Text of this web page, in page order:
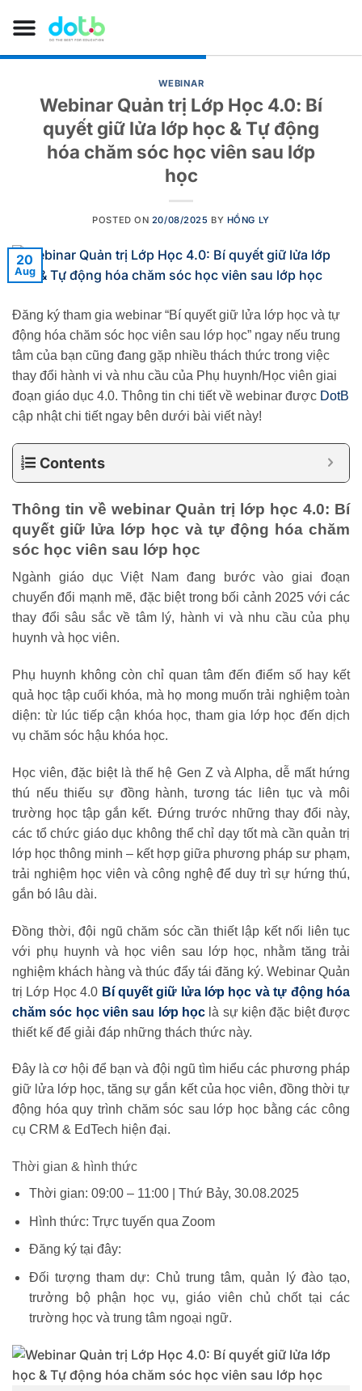
WEBINAR
Webinar Quản trị Lớp Học 4.0: Bí
quyết giữ lửa lớp học & Tự động
hóa chăm sóc học viên sau lớp
học
POSTED ON 20/08/2025 BY HỒNG LY
20
Aug
Đăng ký tham gia webinar “Bí quyết giữ lửa lớp học và tự
động hóa chăm sóc học viên sau lớp học” ngay nếu trung
tâm của bạn cũng đang gặp nhiều thách thức trong việc
thay đổi hành vi và nhu cầu của Phụ huynh/Học viên giai
đoạn giáo dục 4.0. Thông tin chi tiết về webinar được DotB
cập nhật chi tiết ngay bên dưới bài viết này!
Contents
Thông tin về webinar Quản trị lớp học 4.0: Bí
quyết giữ lửa lớp học và tự động hóa chăm
sóc học viên sau lớp học
Ngành giáo dục Việt Nam đang bước vàogiai đoạn
chuyển đổi mạnh mẽ, đặc biệt trong bối cảnh 2025 với các
thay đổi sâu sắc về tâm lý, hành vi và nhu cầu của phụ
huynh và học viên.
Phụ huynh không còn chỉ quan tâm đến điểm số hay kết
quả học tập cuối khóa, mà họ mong muốn trải nghiệm toàn
diện: từ lúc tiếp cận khóa học, tham gia lớp học đến dịch
vụ chăm sóc hậu khóa học.
Học viên, đặc biệt là thế hệ Gen Z và Alpha, dễ mất hứng
thú nếu thiếu sự đồng hành, tương tác liên tục và môi
trường học tập gắn kết. Đứng trước những thay đổi này,
các tổ chức giáo dục không thể chỉ dạy tốtmà cầnquản trị
lớp học thông minh – kết hợp giữa phương pháp sư phạm,
trải nghiệm học viên và công nghệ để duy trì sự hứng thú,
gắn bó lâu dài.
Đồng thời, đội ngũ chăm sóc cần thiết lập kết nối liên tục
với phụ huynh và học viên sau lớp học, nhằm tăng trải
nghiệm khách hàng và thúc đẩy tái đăng ký. Webinar Quản
trị Lớp Học 4.0 Bí quyết giữ lửa lớp học và tự động hóa
chăm sóc học viên sau lớp học là sự kiện đặc biệt được
thiết kế để giải đáp những thách thức này.
Đây là cơ hội để bạn và đội ngũ tìm hiểu các phương pháp
giữ lửa lớp học,tăng sự gắn kết của học viên, đồng thờitự
động hóa quy trình chăm sóc sau lớp học bằng các công
cụ CRM & EdTech hiện đại.
Thời gian & hình thức
Thời gian: 09:00 – 11:00 | Thứ Bảy, 30.08.2025
Hình thức: Trực tuyến qua Zoom
Đăng ký tại đây:
Đối tượng tham dự: Chủ trung tâm, quản lý đào tạo,
trưởng bộ phận học vụ, giáo viên chủ chốt tại các
trường học và trung tâm ngoại ngữ.